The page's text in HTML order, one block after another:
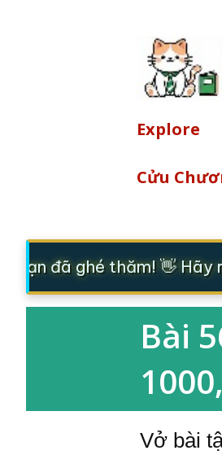
Explore
Cửu
bạn đã ghé thăm! 👋 Hãy
Bài
Vở bài